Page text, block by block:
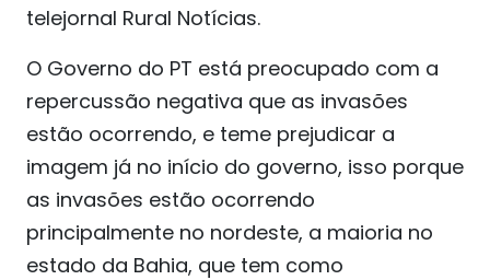
telejornal Rural Notícias.
O Governo do PT está preocupado com a
repercussão negativa que as invasões
estão ocorrendo, e teme prejudicar a
imagem já no início do governo, isso porque
as invasões estão ocorrendo
principalmente no nordeste, a maioria no
estado da Bahia, que tem como